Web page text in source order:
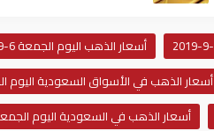
أسعار الذهب اليوم الجمعة 6-9-2019 في السعودية
أسعار الذهب في الأسواق السعودية اليوم
أسعار الذهب في السعودية اليوم